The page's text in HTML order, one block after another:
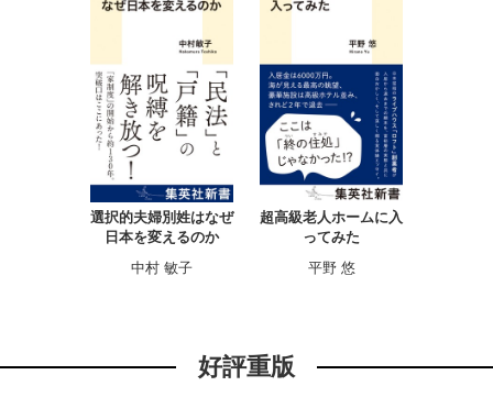
選択的夫婦別姓はなぜ
日本を変えるのか
中村 敏子
超高級老人ホームに入
ってみた
平野 悠
好評重版